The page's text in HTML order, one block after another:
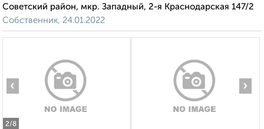
Советский район, мкр. Западный, 2-я Краснодарская 147/2
Собственник, 24.01.2022
2/8
‹ ›